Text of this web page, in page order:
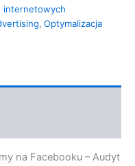
internetowych
, Optymalizacja
na Facebooku – Audyt